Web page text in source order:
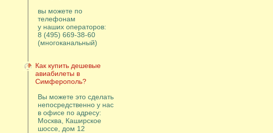
вы можете по
телефонам
у наших операторов:
8 (495) 669-38-60
(многоканальный)
Как купить дешевые
авиабилеты в
Симферополь?
Вы можете это сделать
непосредственно у нас
в офисе по адресу:
Москва, Каширское
шоссе, дом 12